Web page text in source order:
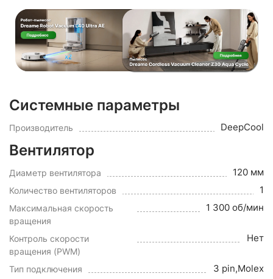
Системные параметры
Производитель DeepCool
Вентилятор
Диаметр вентилятора 120 мм
Количество вентиляторов 1
Максимальная скорость
вращения
1 300 об/мин
Контроль скорости
вращения (PWM)
Нет
Тип подключения 3 pin,Molex